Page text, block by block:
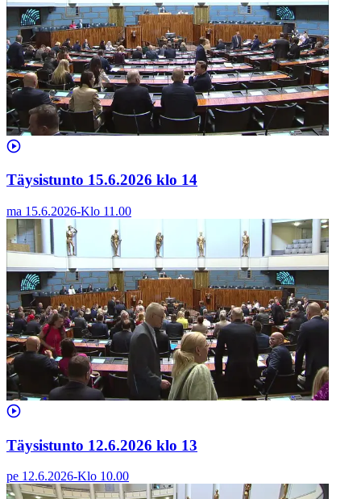
Täysistunto 15.6.2026 klo 14
ma 15.6.2026-Klo 11.00
Täysistunto 12.6.2026 klo 13
pe 12.6.2026-Klo 10.00